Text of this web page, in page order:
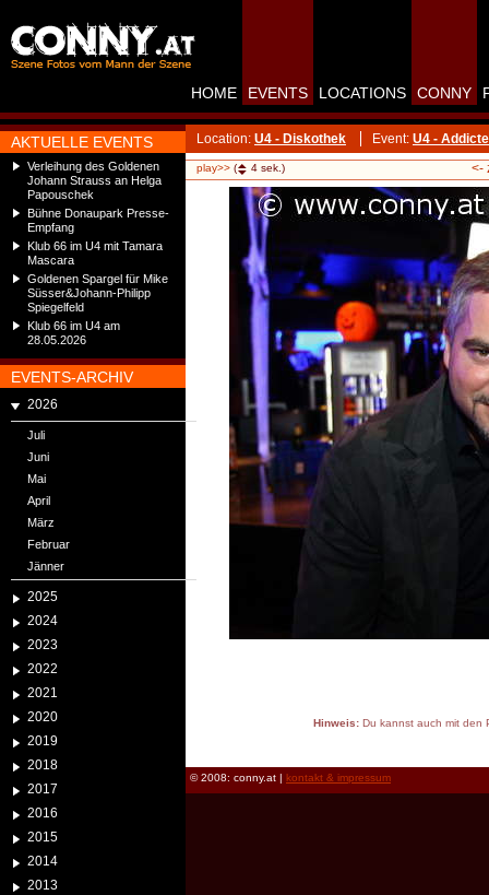
AKTUELLE EVENTS
Verleihung des Goldenen
Johann Strauss an Helga
Papouschek
Bühne Donaupark Presse-
Empfang
Klub 66 im U4 mit Tamara
Mascara
Goldenen Spargel für Mike
Süsser&Johann-Philipp
Spiegelfeld
Klub 66 im U4 am
28.05.2026
EVENTS-ARCHIV
2026
Juli
Juni
Mai
April
März
Februar
Jänner
2025
2024
2023
2022
2021
2020
2019
2018
2017
2016
2015
2014
2013
HOME EVENTS LOCATIONS CONNY
Location: U4 - Diskothek Event: U4 -
play>> ( 4 sek.) <-
Hinweis:Du kannst auch mit den
© 2008: conny.at | kontakt & impressum